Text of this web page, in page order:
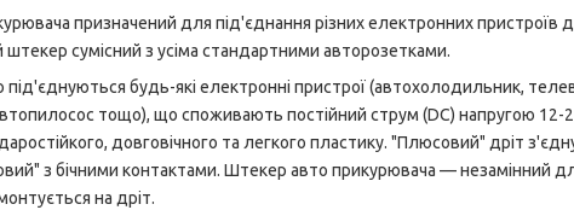
призначений для під'єднання різних електронних пристроїв
штекер сумісний з усіма стандартними авторозетками.
будь-які електронні пристрої (автохолодильник,
тощо), що споживають постійний струм (DC) напругою 12-
довговічного та легкого пластику. "Плюсовий" дріт
з бічними контактами. Штекер авто прикурювача — незамінний
на дріт.